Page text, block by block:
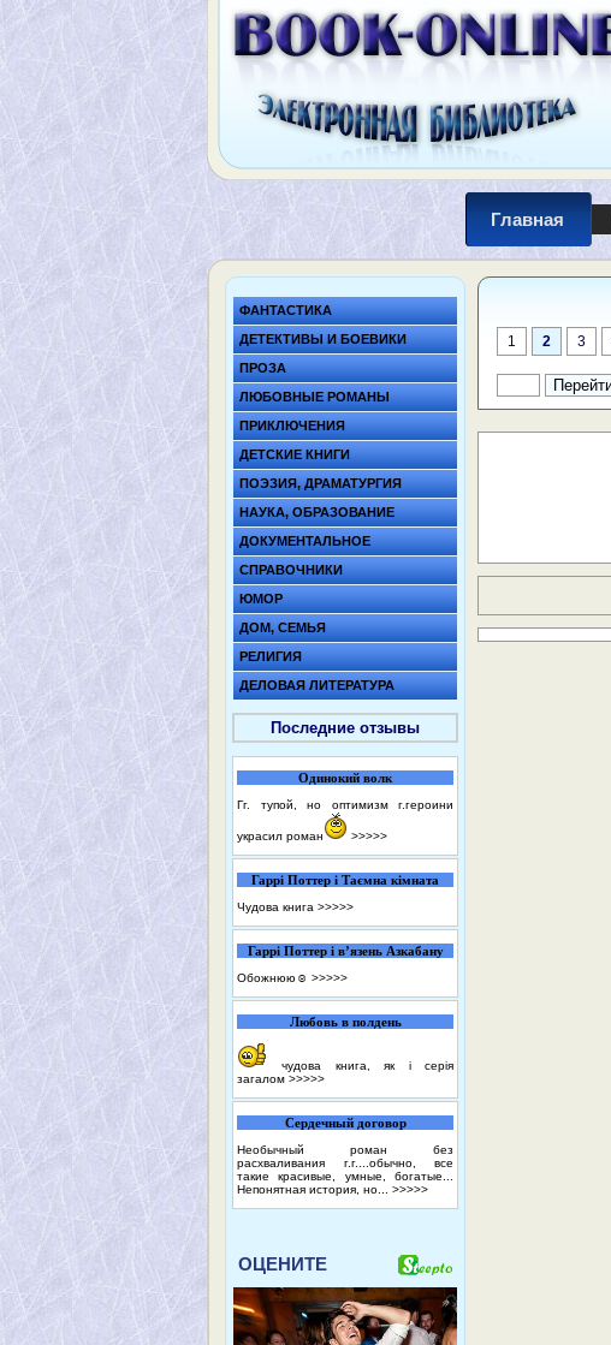
Главная
ФАНТАСТИКА
ДЕТЕКТИВЫ И БОЕВИКИ
ПРОЗА
ЛЮБОВНЫЕ РОМАНЫ
ПРИКЛЮЧЕНИЯ
ДЕТСКИЕ КНИГИ
ПОЭЗИЯ, ДРАМАТУРГИЯ
НАУКА, ОБРАЗОВАНИЕ
ДОКУМЕНТАЛЬНОЕ
СПРАВОЧНИКИ
ЮМОР
ДОМ, СЕМЬЯ
РЕЛИГИЯ
ДЕЛОВАЯ ЛИТЕРАТУРА
Последние отзывы
Одинокий волк
Гг. тупой, но оптимизм г.героини
украсил роман >>>>>
Гаррі Поттер і Таємна кімната
Чудова книга >>>>>
Гаррі Поттер і в’язень Азкабану
Обожнюю☺️ >>>>>
Любовь в полдень
чудова книга, як і серія
загалом >>>>>
Сердечный договор
Необычный роман без
расхваливания г.г....обычно, все
такие красивые, умные, богатые...
Непонятная история, но... >>>>>
ОЦЕНИТЕ
1 2 3